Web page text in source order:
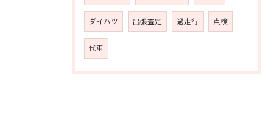
ダイハツ 出張査定 過走行 点検
代車